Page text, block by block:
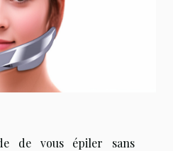
de vous épiler sans